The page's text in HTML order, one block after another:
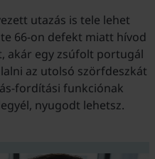
utazás is tele lehet
66-on defekt miatt hívod
akár egy zsúfolt portugál
az utolsó szörfdeszkát
fordítási funkciónak
nyugodt lehetsz.